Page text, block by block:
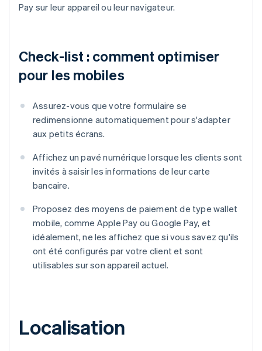
Pay sur leur appareil ou leur navigateur.
Check-list : comment optimiser
pour les mobiles
Assurez-vous que votre formulaire se
redimensionne automatiquement pour s'adapter
aux petits écrans.
Affichez un pavé numérique lorsque les clients sont
invités à saisir les informations de leur carte
bancaire.
Proposez des moyens de paiement de type wallet
mobile, comme Apple Pay ou Google Pay, et
idéalement, ne les affichez que si vous savez qu'ils
ont été configurés par votre client et sont
utilisables sur son appareil actuel.
Localisation